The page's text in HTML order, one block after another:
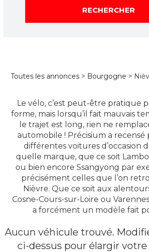
RECHERCHER
Toutes les annonces > Bourgogne >
Le vélo, c’est peut-être pratique
forme, mais lorsqu’il fait mauvais
le trajet est long, rien ne
automobile ! Précisium a recensé
différentes voitures d’occasion
quelle marque, que ce soit
ou bien encore Ssangyong par
précisément celles que l’on
Nièvre. Que ce soit aux
Cosne-Cours-sur-Loire ou
a forcément un modèle fait
Aucun véhicule trouvé.
ci-dessus pour élargir